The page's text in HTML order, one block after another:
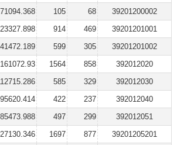
105 68
39201200002
914 469
39201201001
599 305
39201201002
161072.93 1564 858
392012020
585 329
392012030
95620.414 422 237
392012040
85473.988 497 299
392012051
1697 877 39201205201